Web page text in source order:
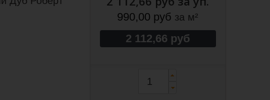
990,00 руб за м²
2 112,66 руб